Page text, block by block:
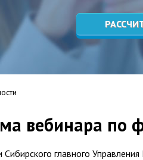
вебинара по
главного